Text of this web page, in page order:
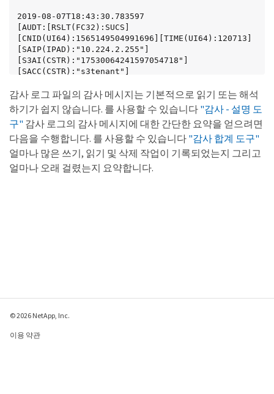
2019-08-07T18:43:30.783597
[AUDT:[RSLT(FC32):SUCS]
[CNID(UI64):1565149504991696][TIME(UI64):120713]
[SAIP(IPAD):"10.224.2.255"]
[S3AI(CSTR):"17530064241597054718"]
[SACC(CSTR):"s3tenant"]
PhoTDwB9JOk7PtyLkQmA=="]
[SUSR(CSTR):"urn:sgws:identity::17530064241597054
718:root"]
[SBAI(CSTR):"17530064241597054718"]
[SBAC(CSTR):"s3tenant"][S3BK(CSTR):"bucket1"]
[S3KY(CSTR):"fh-small-0"]
[CBID(UI64):0x779557A069B2C037]
[UUID(CSTR):"94BA6949-38E1-4B0C-BC80-
PhoTDwB9JOk7PtyLkQmA=="]
718:root"]
감사 로그 파일의 감사 메시지는 기본적으로 읽기 또는 해석
하기가 쉽지 않습니다. 를 사용할 수 있습니다 "감사 - 설명 도
구" 감사 로그의 감사 메시지에 대한 간단한 요약을 얻으려면
다음을 수행합니다. 를 사용할 수 있습니다 "감사 합계 도구"
얼마나 많은 쓰기, 읽기 및 삭제 작업이 기록되었는지 그리고
얼마나 오래 걸렸는지 요약합니다.
© 2026 NetApp, Inc.
이용 약관